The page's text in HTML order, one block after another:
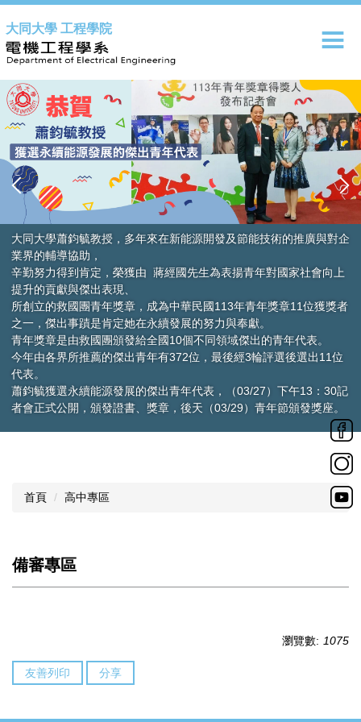
到
主
要
內
容
區
大同大學 工程學院
同大學蕭鈞毓教授，多年來在新能源開發及節能技術的推廣與對企
界的輔導協助，
勤努力得到肯定，榮獲由 蔣經國先生為表揚青年對國家社會向上
升的貢獻與傑出表現、
創立的救國團青年獎章，成為中華民國113年青年獎章11位獲獎者
一，傑出事蹟是肯定她在永續發展的努力與奉獻。
年獎章是由救國團頒發給全國10個不同領域傑出的青年代表。
年由各界所推薦的傑出青年有372位，最後經3輪評選後選出11位
表。
鈞毓獲選永續能源發展的傑出青年代表，（03/27）下午13：30記
會正式公開，頒發證書、獎章，後天（03/29）青年節頒發獎座。
首頁 高中專區
備審專區
瀏覽數: 1075
友善列印 分享